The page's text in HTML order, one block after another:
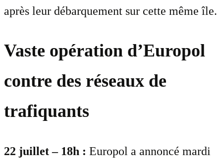
après leur débarquement sur cette même île.
Vaste opération d’Europol
contre des réseaux de
trafiquants
22 juillet – 18h : Europol a annoncé mardi